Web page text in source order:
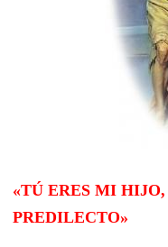
«TÚ ERES MI
PREDILECTO»